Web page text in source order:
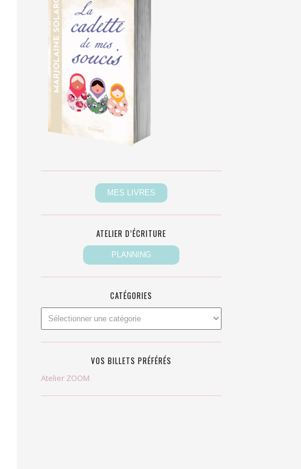
ATELIER D’ÉCRITURE
CATÉGORIES
VOS BILLETS PRÉFÉRÉS
Atelier ZOOM